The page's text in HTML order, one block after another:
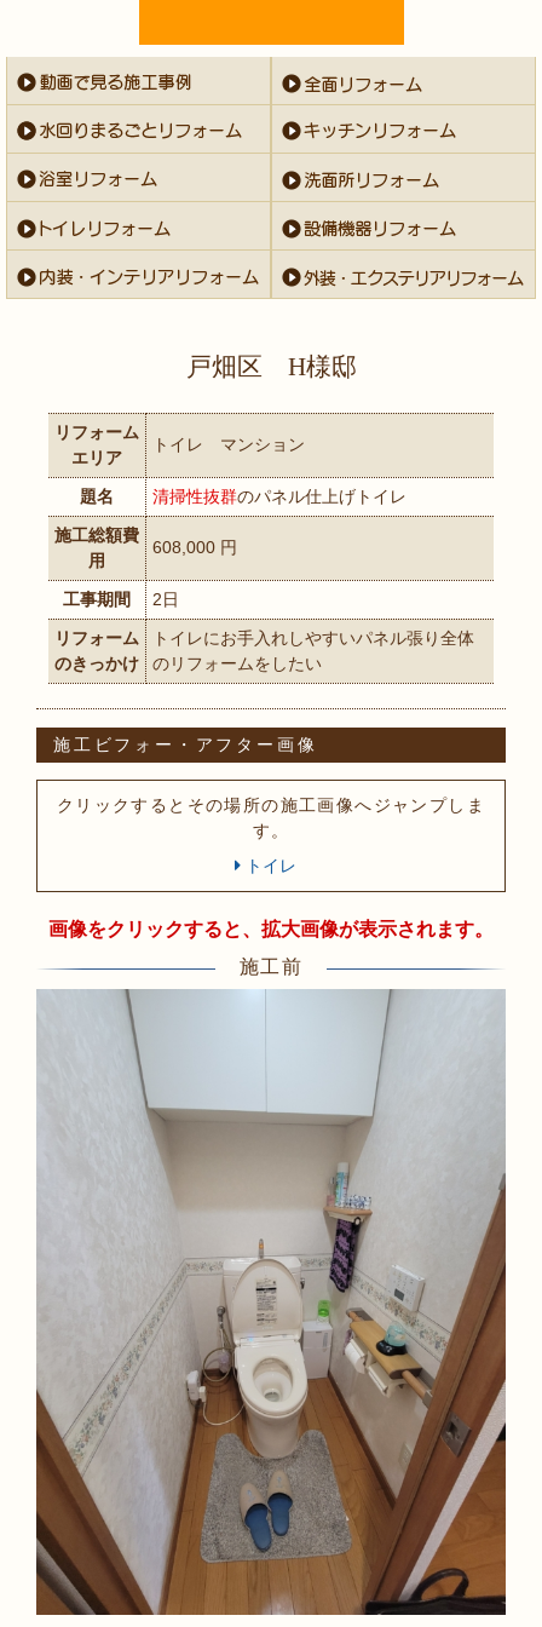
戸畑区 H様邸
リフォーム
エリア
トイレ マンション
題名 清掃性抜群のパネル仕上げトイレ
施工総額費
用
608,000 円
工事期間
2日
リフォーム
のきっかけ
トイレにお手入れしやすいパネル張り全体
のリフォームをしたい
施工ビフォー・アフター画像
クリックするとその場所の施工画像へジャンプしま
す。
トイレ
画像をクリックすると、拡大画像が表示されます。
施工前